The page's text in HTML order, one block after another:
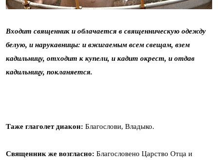
Входит священник и облачается в священническую одежду
белую, и нарукавницы: и вжигаемым всем свещам, взем
кадильницу, отходит к купели, и кадит окрест, и отдав
кадильницу, покланяется.
Таже глаголет диакон: Благослови, Владыко.
Священник же возгласно: Благословено Царство Отца и